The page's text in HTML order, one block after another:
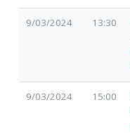
9/03/2024 13:30
9/03/2024 15:00